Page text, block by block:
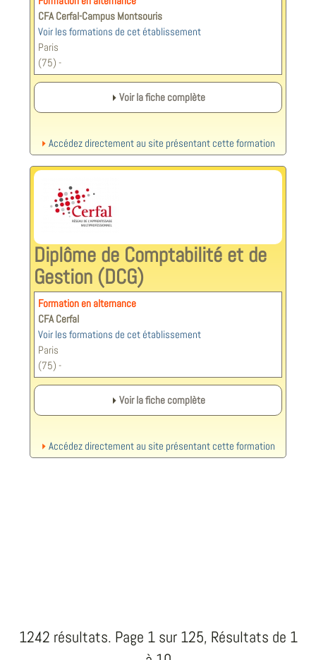
CFA Cerfal-Campus Montsouris
Voir les formations de cet établissement
Paris
(75) -
Voir la fiche complète
Accédez directement au site présentant cette formation
Diplôme de Comptabilité et de
Gestion (DCG)
Formation en alternance
CFA Cerfal
Voir les formations de cet établissement
Paris
(75) -
Voir la fiche complète
Accédez directement au site présentant cette formation
1242 résultats. Page 1 sur 125, Résultats de 1